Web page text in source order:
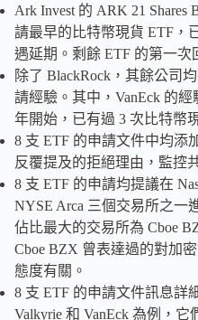
Ark Invest 的 ARK 21 Shares
請最早的比特幣現貨 ETF，
遇延期。剩餘 ETF 的第一次
除了 BlackRock，其餘公司
請經驗。其中，VanEck 的
年開始，已有過 3 次比特幣
8 支 ETF 的申請文件中均添
反覆提及的拒絕理由，監控
8 支 ETF 的申請均提議在
NYSE Arca 三個交易所之一
佔比最大的交易所為 Cboe
Cboe BZX 曾表達過的對加
態度有關。
8 支 ETF 的申請文件訊息詳
Valkyrie 和 VanEck 為例，